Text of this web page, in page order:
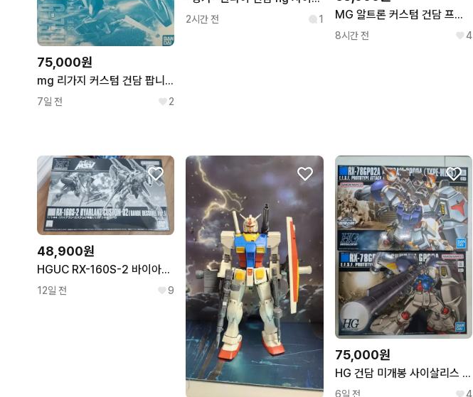
75,000원
mg 리가지 커스텀 건담 팝니다
7일 전 2
2시간 전 1 MG 알트론 커스텀 건담 프반 미개봉 팝니다
8시간 전 4
48,900원
HGUC RX-160S-2 바이아란 커스텀 02 반데시네 Ver.
12일 전 9
75,000원
HG 건담 미개봉 사이살리스 2종 팝니다
6일 전 4